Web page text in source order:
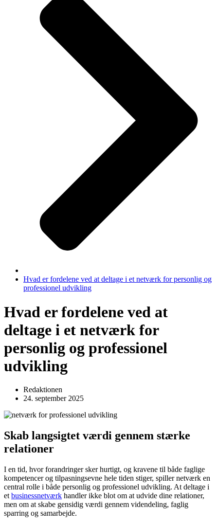
Hvad er fordelene ved at deltage i et netværk for personlig og
professionel udvikling
Hvad er fordelene ved at
deltage i et netværk for
personlig og professionel
udvikling
Redaktionen
24. september 2025
Skab langsigtet værdi gennem stærke
relationer
I en tid, hvor forandringer sker hurtigt, og kravene til både faglige
kompetencer og tilpasningsevne hele tiden stiger, spiller netværk en
central rolle i både personlig og professionel udvikling. At deltage i
et businessnetværk handler ikke blot om at udvide dine relationer,
men om at skabe gensidig værdi gennem videndeling, faglig
sparring og samarbejde.